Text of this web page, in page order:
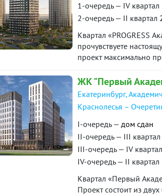
1-очередь — IV квартал
2-очередь — II квартал
Квартал «PROGRESS
прочувствуете
проект максимально
уникальное
ЖК "Первый
Екатеринбург,
Краснолесья –
I-очередь — дом сдан
II-очередь — III квартал
III-очередь — IV квартал
IV-очередь — II квартал
Квартал «Первый
Проект состоит из